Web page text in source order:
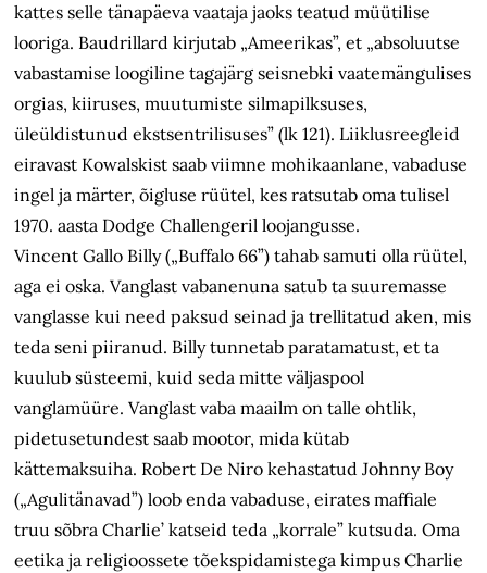
kattes selle tänapäeva vaataja jaoks teatud müütilise
looriga. Baudrillard kirjutab „Ameerikas”, et „absoluutse
vabastamise loogiline tagajärg seisnebki vaatemängulises
orgias, kiiruses, muutumiste silmapilksuses,
üleüldistunud ekstsentrilisuses” (lk 121). Liiklusreegleid
eiravast Kowalskist saab viimne mohikaanlane, vabaduse
ingel ja märter, õigluse rüütel, kes ratsutab oma tulisel
1970. aasta Dodge Challengeril loojangusse.
Vincent Gallo Billy („Buffalo 66”) tahab samuti olla rüütel,
aga ei oska. Vanglast vabanenuna satub ta suuremasse
vanglasse kui need paksud seinad ja trellitatud aken, mis
teda seni piiranud. Billy tunnetab paratamatust, et ta
kuulub süsteemi, kuid seda mitte väljaspool
vanglamüüre. Vanglast vaba maailm on talle ohtlik,
pidetusetundest saab mootor, mida kütab
kättemaksuiha. Robert De Niro kehastatud Johnny Boy
(„Agulitänavad”) loob enda vabaduse, eirates maffiale
truu sõbra Charlie’ katseid teda „korrale” kutsuda. Oma
eetika ja religioossete tõekspidamistega kimpus Charlie